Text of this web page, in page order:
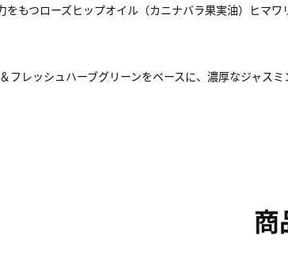
もつローズヒップオイル（カニナバラ果実油）ヒマ
レッシュハーブグリーンをベースに、濃厚なジャスミ
商